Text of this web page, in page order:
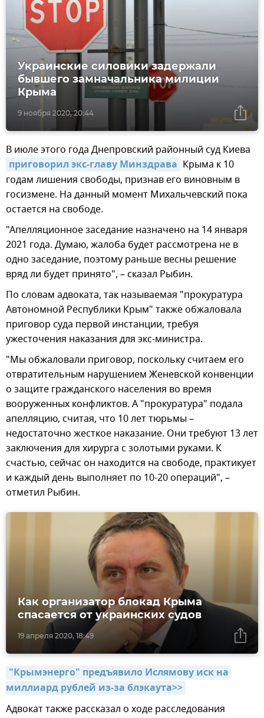
9 ноября 2020, 20:44
Украинские силовики задержали
бывшего замначальника милиции
Крыма
В июле этого года Днепровский районный суд Киева
приговорил экс-главу Минздрава Крыма к 10
годам лишения свободы, признав его виновным в
госизмене. На данный момент Михальчевский пока
остается на свободе.
"Апелляционное заседание назначено на 14 января
2021 года. Думаю, жалоба будет рассмотрена не в
одно заседание, поэтому раньше весны решение
вряд ли будет принято", – сказал Рыбин.
По словам адвоката, так называемая "прокуратура
Автономной Республики Крым" также обжаловала
приговор суда первой инстанции, требуя
ужесточения наказания для экс-министра.
"Мы обжаловали приговор, поскольку считаем его
отвратительным нарушением Женевской конвенции
о защите гражданского населения во время
вооруженных конфликтов. А "прокуратура" подала
апелляцию, считая, что 10 лет тюрьмы –
недостаточно жесткое наказание. Они требуют 13 лет
заключения для хирурга с золотыми руками. К
счастью, сейчас он находится на свободе, практикует
и каждый день выполняет по 10-20 операций", –
отметил Рыбин.
19 апреля 2020, 18:49
Как организатор блокад Крыма
спасается от украинских судов
"Крымэнерго" предъявило Ислямову иск на
миллиард рублей из-за блэкаута>>
Адвокат также рассказал о ходе расследования